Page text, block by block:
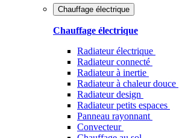
Chauffage électrique
Chauffage électrique
Radiateur électrique
Radiateur connecté
Radiateur à inertie
Radiateur à chaleur douce
Radiateur design
Radiateur petits espaces
Panneau rayonnant
Convecteur